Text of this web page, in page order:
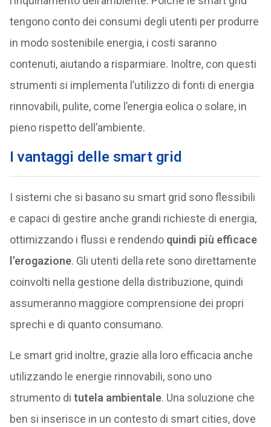
tengono conto dei consumi degli utenti per produrre
in modo sostenibile energia, i costi saranno
contenuti, aiutando a risparmiare. Inoltre, con questi
strumenti si implementa l’utilizzo di fonti di energia
rinnovabili, pulite, come l’energia eolica o solare, in
pieno rispetto dell’ambiente.
I vantaggi delle smart grid
I sistemi che si basano su smart grid sono flessibili
e capaci di gestire anche grandi richieste di energia,
ottimizzando i flussi e rendendo quindi più efficace
l’erogazione. Gli utenti della rete sono direttamente
coinvolti nella gestione della distribuzione, quindi
assumeranno maggiore comprensione dei propri
sprechi e di quanto consumano.
Le smart grid inoltre, grazie alla loro efficacia anche
utilizzando le energie rinnovabili, sono uno
strumento di tutela ambientale. Una soluzione che
ben si inserisce in un contesto di smart cities, dove